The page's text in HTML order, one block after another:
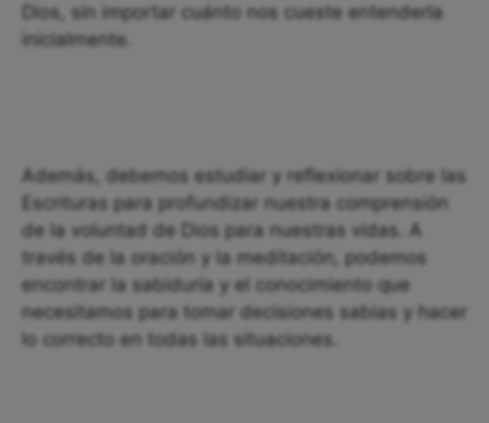
Dios, sin importar cuánto nos cueste entenderla
inicialmente.
Además, debemos estudiar y reflexionar sobre las
Escrituras para profundizar nuestra comprensión
de la voluntad de Dios para nuestras vidas. A
través de la oración y la meditación, podemos
encontrar la sabiduría y el conocimiento que
necesitamos para tomar decisiones sabias y hacer
lo correcto en todas las situaciones.